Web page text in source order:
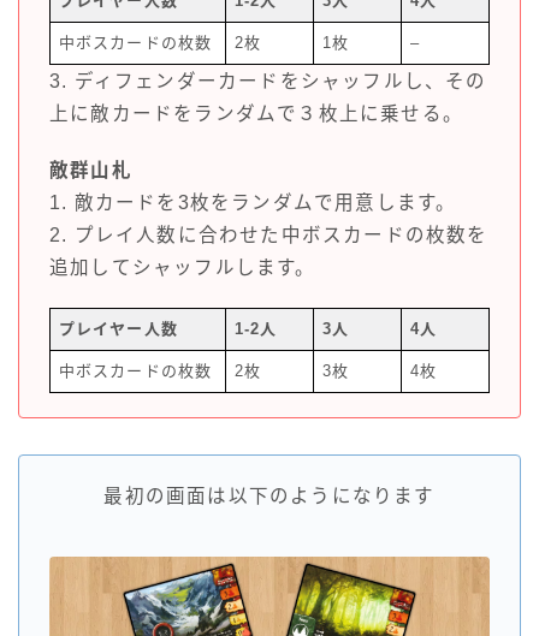
中ボスカードの枚数 2枚 1枚 –
3. ディフェンダーカードをシャッフルし、その
上に敵カードをランダムで３枚上に乗せる。
敵群山札
1. 敵カードを3枚をランダムで用意します。
2. プレイ人数に合わせた中ボスカードの枚数を
追加してシャッフルします。
プレイヤー人数 1-2人 3人 4人
中ボスカードの枚数 2枚 3枚 4枚
最初の画面は以下のようになります